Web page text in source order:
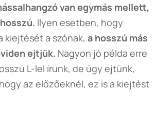
van egymás mellett,
Ilyen esetben, hogy
kiejtését a szónak, a hosszú más
ejtjük. Nagyon jó példa erre
L-lel írunk, de úgy ejtünk,
az előzőeknél, ez is a kiejtést